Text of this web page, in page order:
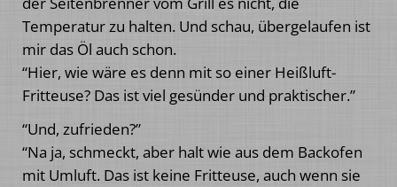
Temperatur zu halten. Und schau, übergelaufen ist
mir das Öl auch schon.
“Hier, wie wäre es denn mit so einer Heißluft-
Fritteuse? Das ist viel gesünder und praktischer.”
“Und, zufrieden?”
“Na ja, schmeckt, aber halt wie aus dem Backofen
mit Umluft. Das ist keine Fritteuse, auch wenn sie